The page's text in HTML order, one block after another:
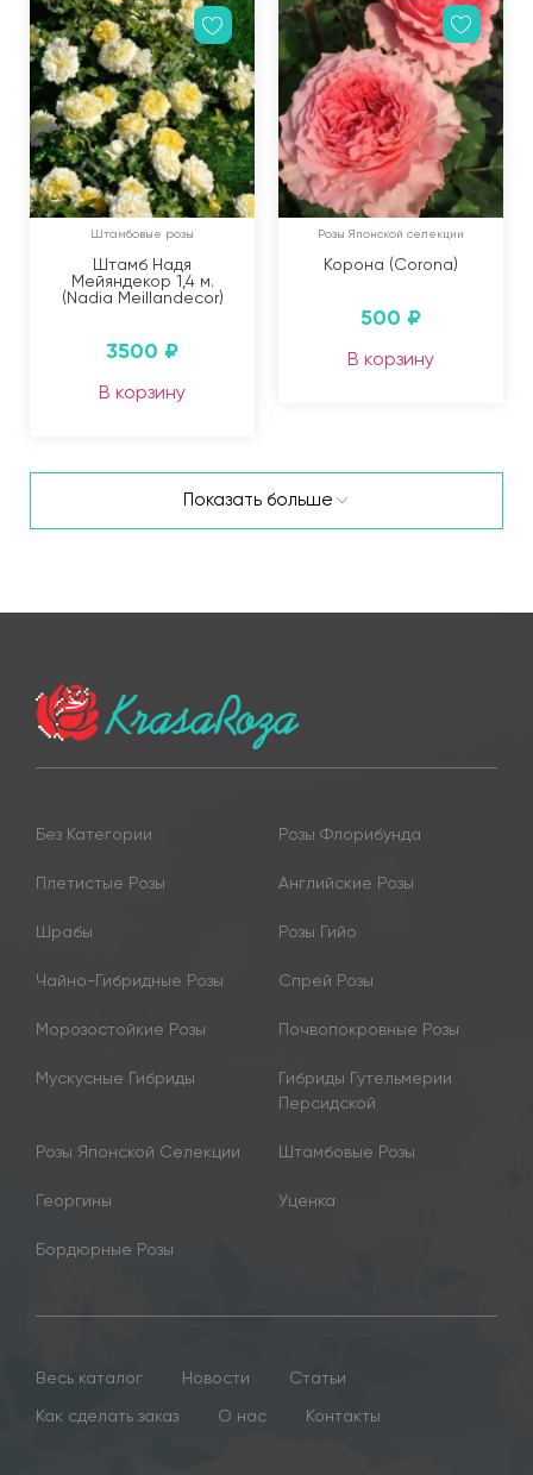
Штамбовые розы
Штамб Надя
Мейяндекор 1,4 м.
(Nadia Meillandecor)
3500 ₽
В корзину
Розы Японской селекции
Корона (Corona)
500 ₽
В корзину
Показать больше
Без Категории Розы Флорибунда
Плетистые Розы Английские Розы
Шрабы Розы Гийо
Чайно-Гибридные Розы Спрей Розы
Морозостойкие Розы Почвопокровные Розы
Мускусные Гибриды
Гибриды Гутельмерии
Персидской
Розы Японской Селекции Штамбовые Розы
Георгины Уценка
Бордюрные Розы
Весь каталог Новости
Статьи
Как сделать заказ
О нас Контакты